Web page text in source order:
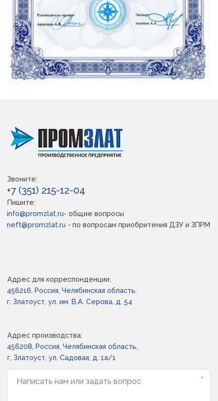
Звоните:
+7 (351) 215-12-04
Пишите:
info@promzlat.ru- общие вопросы
neft@promzlat.ru - по вопросам приобритения ДЗУ и ЗПРМ
Адрес для корреспонденции:
456216, Россия, Челябинская область,
г. Златоуст, ул. им. В.А. Серова, д. 54
Адрес производства:
456208, Россия, Челябинская область,
г, Златоуст, ул. Садовая, д. 1а/1
*